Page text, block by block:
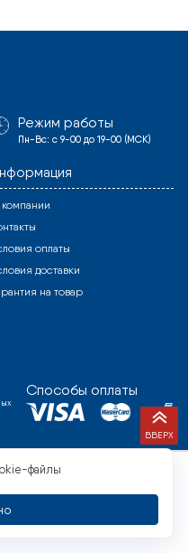
Режим работы
Пн-Вс: с 9-00 до 19-00 (МСК)
оплаты
доставки
на товар
Способы оплаты
ВВЕРХ
файлы